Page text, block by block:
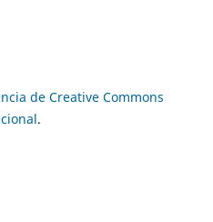
de Creative Commons
.